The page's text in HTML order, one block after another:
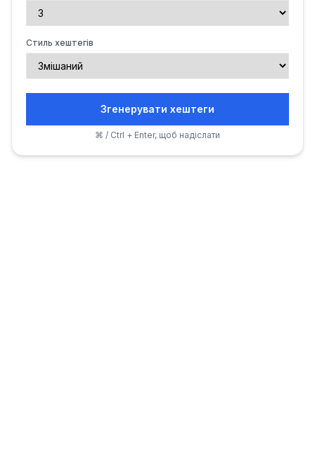
Стиль хештегів
Згенерувати хештеги
⌘ / Ctrl + Enter, щоб надіслати